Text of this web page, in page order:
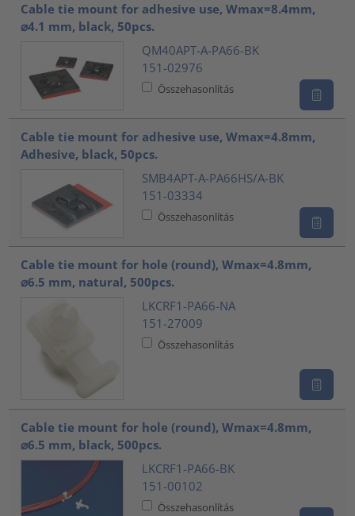
Cable tie mount for adhesive use, Wmax=8.4mm,
⌀4.1 mm, black, 50pcs.
QM40APT-A-PA66-BK
151-02976
Összehasonlítás
Cable tie mount for adhesive use, Wmax=4.8mm,
Adhesive, black, 50pcs.
SMB4APT-A-PA66HS/A-BK
151-03334
Összehasonlítás
Cable tie mount for hole (round), Wmax=4.8mm,
⌀6.5 mm, natural, 500pcs.
LKCRF1-PA66-NA
151-27009
Összehasonlítás
Cable tie mount for hole (round), Wmax=4.8mm,
⌀6.5 mm, black, 500pcs.
LKCRF1-PA66-BK
151-00102
Összehasonlítás